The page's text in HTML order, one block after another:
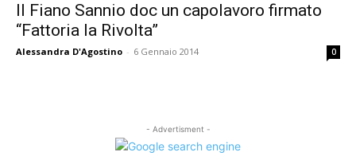
Il Fiano Sannio doc un capolavoro firmato
“Fattoria la Rivolta”
Alessandra D'Agostino - 6 Gennaio 2014 0
- Advertisment -